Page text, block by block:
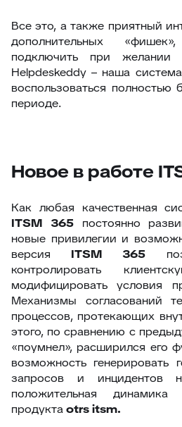
Все это, а также приятный
дополнительных
подключить при желании
Helpdeskeddy – наша
воспользоваться полностью
периоде.
Новое в работе
Как любая качественная
ITSM 365 постоянно
новые привилегии и
версия ITSM 365
контролировать
модифицировать условия
Механизмы согласований
процессов, протекающих
этого, по сравнению с
«поумнел», расширился его
возможность генерировать
запросов и инцидентов
положительная
продуктаotrsitsm.